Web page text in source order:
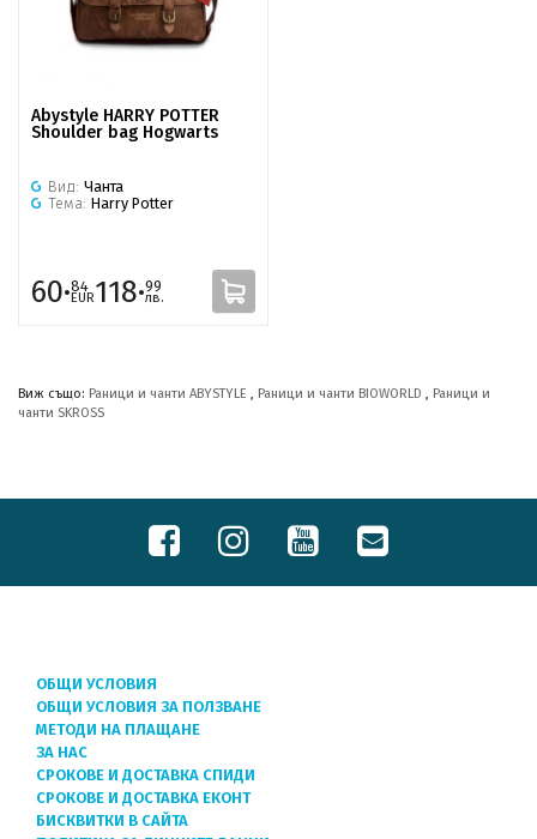
Abystyle HARRY POTTER
Shoulder bag Hogwarts
Вид: Чанта
Тема: Harry Potter
60·84
EUR118·99
лв.
Виж също: Раници и чанти ABYSTYLE , Раници и чанти BIOWORLD , Раници и
чанти SKROSS
ОБЩИ УСЛОВИЯ
ОБЩИ УСЛОВИЯ ЗА ПОЛЗВАНЕ
МЕТОДИ НА ПЛАЩАНЕ
ЗА НАС
СРОКОВЕ И ДОСТАВКА СПИДИ
СРОКОВЕ И ДОСТАВКА ЕКОНТ
БИСКВИТКИ В САЙТА